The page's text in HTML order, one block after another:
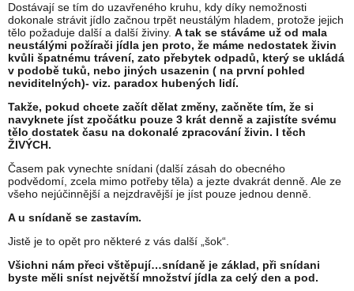
Dostávají se tím do uzavřeného kruhu, kdy díky nemožnosti
dokonale strávit jídlo začnou trpět neustálým hladem, protože jejich
tělo požaduje další a další živiny. A tak se stáváme už od mala
neustálými požírači jídla jen proto, že máme nedostatek živin
kvůli špatnému trávení, zato přebytek odpadů, který se ukládá
v podobě tuků, nebo jiných usazenin ( na první pohled
neviditelných)- viz. paradox hubených lidí.
Takže, pokud chcete začít dělat změny, začněte tím, že si
navyknete jíst zpočátku pouze 3 krát denně a zajistíte svému
tělo dostatek času na dokonalé zpracování živin. I těch
ŽIVÝCH.
Časem pak vynechte snídani (další zásah do obecného
podvědomí, zcela mimo potřeby těla) a jezte dvakrát denně. Ale ze
všeho nejúčinnější a nejzdravější je jíst pouze jednou denně.
A u snídaně se zastavím.
Jistě je to opět pro některé z vás další „šok“.
Všichni nám přeci vštěpují…snídaně je základ, při snídani
byste měli sníst největší množství jídla za celý den a pod.